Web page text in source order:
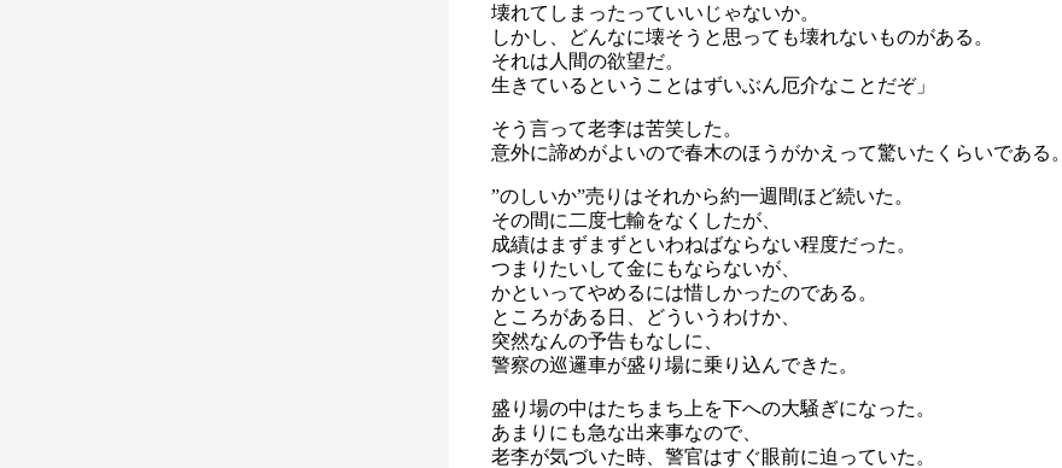
壊れてしまったっていいじゃないか。
しかし、どんなに壊そうと思っても壊れないものがある。
それは人間の欲望だ。
生きているということはずいぶん厄介なことだぞ」
そう言って老李は苦笑した。
意外に諦めがよいので春木のほうがかえって驚いたくらいである。
”のしいか”売りはそれから約一週間ほど続いた。
その間に二度七輸をなくしたが、
成績はまずまずといわねばならない程度だった。
つまりたいして金にもならないが、
かといってやめるには惜しかったのである。
ところがある日、どういうわけか、
突然なんの予告もなしに、
警察の巡邏車が盛り場に乗り込んできた。
盛り場の中はたちまち上を下への大騒ぎになった。
あまりにも急な出来事なので、
老李が気づいた時、警官はすぐ眼前に迫っていた。